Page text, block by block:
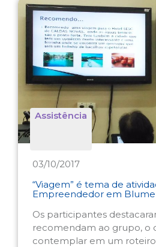
Assistência
03/10/2017
“Viagem” é tema de
Empreendedor em
Os participantes
recomendam ao grupo, o
contemplar em um roteiro